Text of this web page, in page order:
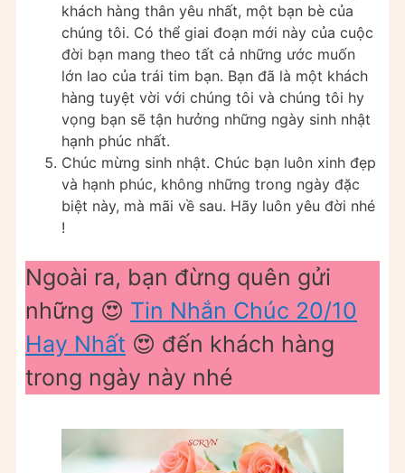
khách hàng thân yêu nhất, một bạn bè của
chúng tôi. Có thể giai đoạn mới này của cuộc
đời bạn mang theo tất cả những ước muốn
lớn lao của trái tim bạn. Bạn đã là một khách
hàng tuyệt vời với chúng tôi và chúng tôi hy
vọng bạn sẽ tận hưởng những ngày sinh nhật
hạnh phúc nhất.
Chúc mừng sinh nhật. Chúc bạn luôn xinh đẹp
và hạnh phúc, không những trong ngày đặc
biệt này, mà mãi về sau. Hãy luôn yêu đời nhé
!
Ngoài ra, bạn đừng quên gửi
những 😍 Tin Nhắn Chúc 20/10
Hay Nhất 😍 đến khách hàng
trong ngày này nhé